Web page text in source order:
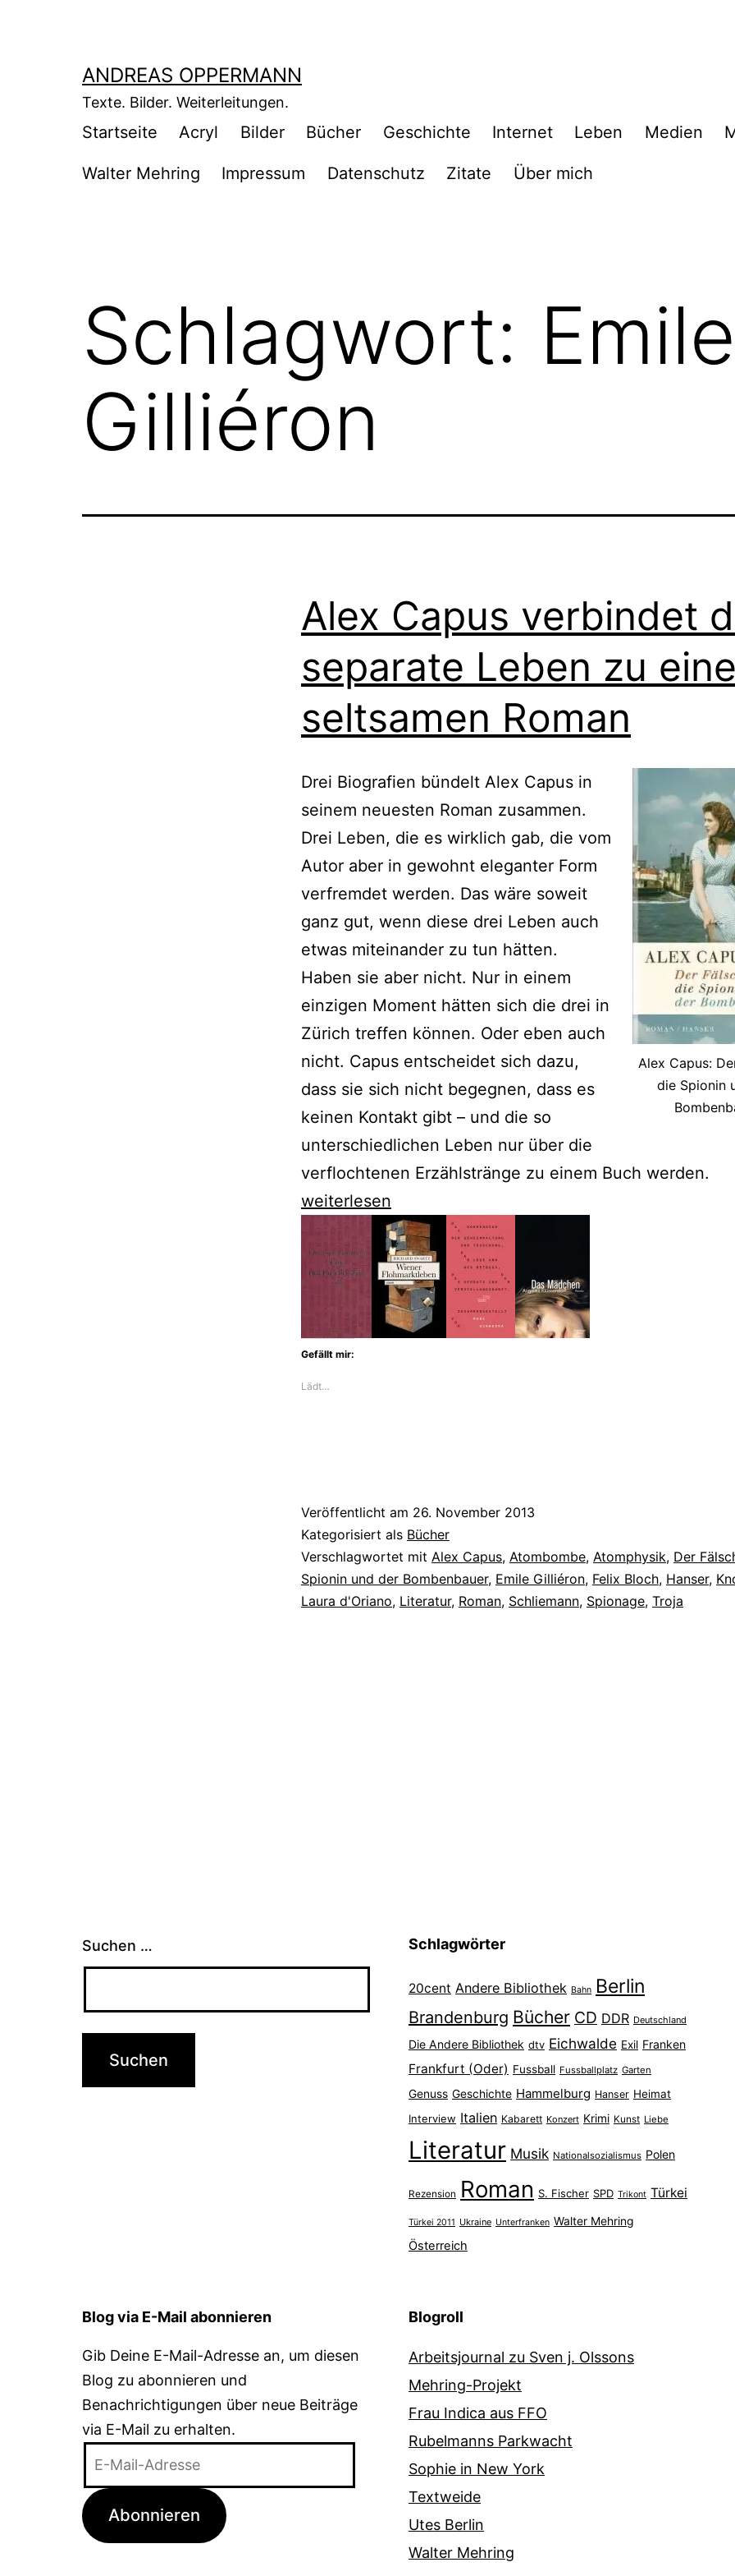
ANDREAS OPPERMANN
Texte. Bilder. Weiterleitungen.
Startseite Acryl Bilder Bücher Geschichte Internet Leben Medien
Walter Mehring Impressum Datenschutz Zitate Über mich
Schlagwort: Emile
Gilliéron
Alex Capus verbindet
separate Leben zu
seltsamen Roman
Alex Capus:
die Spionin
Drei Biografien bündelt Alex Capus in
seinem neuesten Roman zusammen.
Drei Leben, die es wirklich gab, die vom
Autor aber in gewohnt eleganter Form
verfremdet werden. Das wäre soweit
ganz gut, wenn diese drei Leben auch
etwas miteinander zu tun hätten.
Haben sie aber nicht. Nur in einem
einzigen Moment hätten sich die drei in
Zürich treffen können. Oder eben auch
nicht. Capus entscheidet sich dazu,
dass sie sich nicht begegnen, dass es
keinen Kontakt gibt – und die so
unterschiedlichen Leben nur über die
verflochtenen Erzählstränge zu einem Buch werden.
Alex
verbindet
drei
Leben
einem
weiterlesen
Gefällt mir:
Lädt…
Veröffentlicht am 26. November 2013
Kategorisiert als Bücher
Verschlagwortet mit Alex Capus, Atombombe, Atomphysik, Der
Spionin und der Bombenbauer, Emile Gilliéron, Felix Bloch, Hanser,
Laura d'Oriano, Literatur, Roman, Schliemann, Spionage, Troja
Suchen … Schlagwörter
20cent Andere Bibliothek Bahn Berlin
Brandenburg Bücher CD DDR Deutschland
Die Andere Bibliothek dtv Eichwalde Exil Franken
Frankfurt (Oder) Fussball Fussballplatz Garten
Genuss Geschichte Hammelburg Hanser Heimat
Interview Italien Kabarett Konzert Krimi Kunst Liebe
Literatur Musik Nationalsozialismus Polen
Rezension Roman S. Fischer SPD Trikont Türkei
Türkei 2011 Ukraine Unterfranken Walter Mehring
Österreich
Blog via E-Mail abonnieren
Gib Deine E-Mail-Adresse an, um diesen
Blog zu abonnieren und
Benachrichtigungen über neue Beiträge
via E-Mail zu erhalten.
Adresse
Abonnieren
Blogroll
Arbeitsjournal zu Sven j. Olssons
Mehring-Projekt
Frau Indica aus FFO
Rubelmanns Parkwacht
Sophie in New York
Textweide
Utes Berlin
Walter Mehring